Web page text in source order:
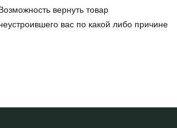
вернуть товар
вас по какой либо причине